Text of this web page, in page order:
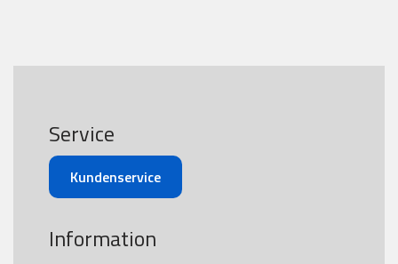
Service
Kundenservice
Information